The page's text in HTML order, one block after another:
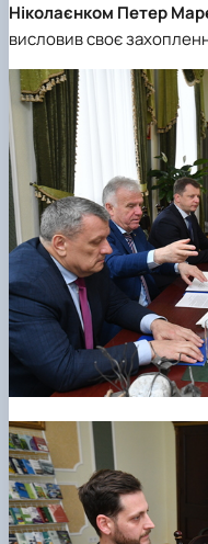
Ніколаєнком Петер
висловив своє